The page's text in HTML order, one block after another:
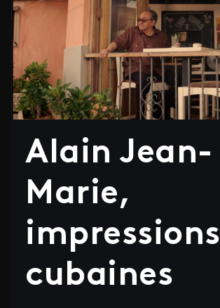
Alain Jean-
Marie,
impressions
cubaines